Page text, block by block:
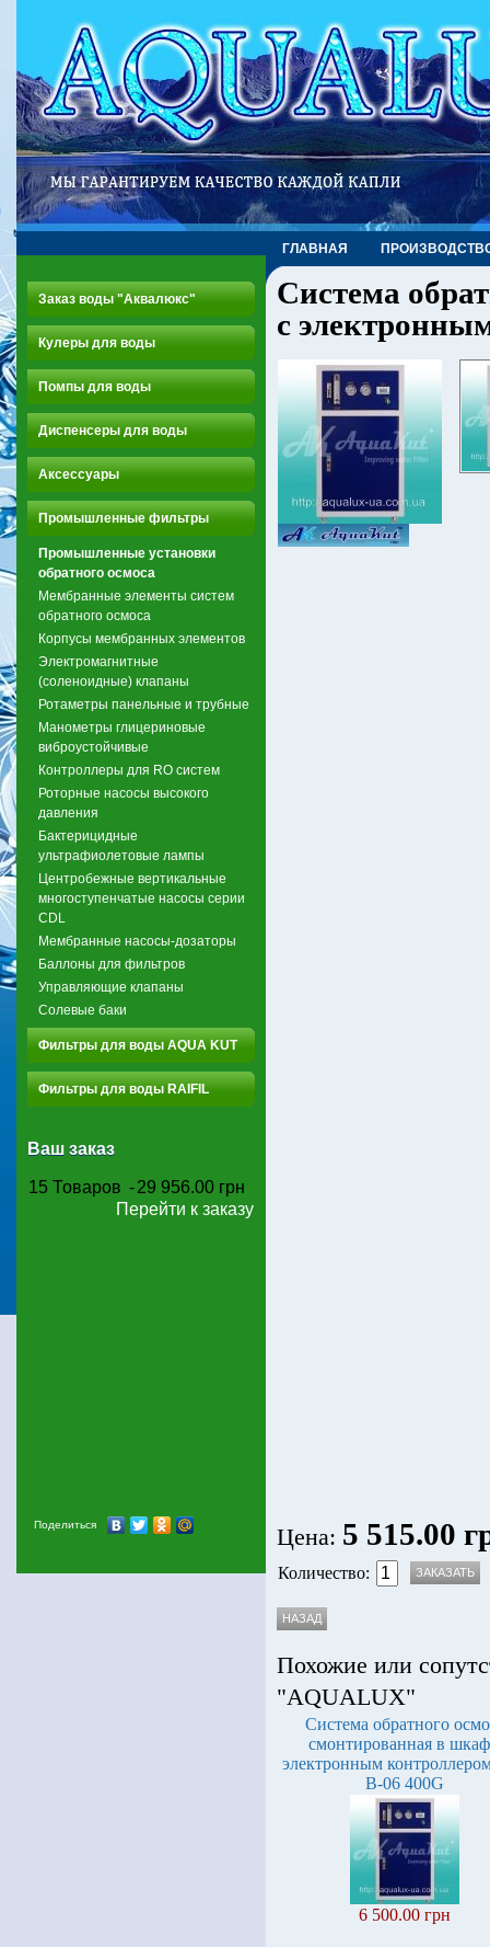
ГЛАВНАЯ
Заказ воды "Аквалюкс"
Кулеры для воды
Помпы для воды
Диспенсеры для воды
Аксессуары
Промышленные фильтры
Промышленные установки
обратного осмоса
Мембранные элементы систем
обратного осмоса
Корпусы мембранных элементов
Электромагнитные
(соленоидные) клапаны
Ротаметры панельные и трубные
Манометры глицериновые
виброустойчивые
Контроллеры для RO систем
Роторные насосы высокого
давления
Бактерицидные
ультрафиолетовые лампы
Центробежные вертикальные
многоступенчатые насосы серии
CDL
Мембранные насосы-дозаторы
Баллоны для фильтров
Управляющие клапаны
Солевые баки
Фильтры для воды AQUA KUT
Фильтры для воды RAIFIL
Ваш заказ
15 Товаров -29 956.00 грн
Перейти к заказу
Поделиться
Система
с
Цена: 5 515.00
Количество:
Похожие или
"AQUALUX"
Система обратного
смонтированная в
электронным
B-06 400G
6 500.00 грн